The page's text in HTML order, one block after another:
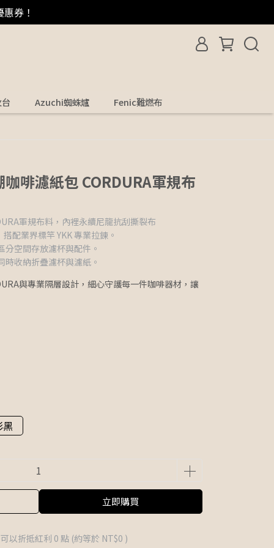
券！
Azuchi蜘蛛爐 Fenic難燃布
啡濾紙包 CORDURA軍規布
軍規布料，內裡永續尼龍抗刮撕裂布
配業界標竿 YKK 專業拉鍊。
空間存放濾杯與配件。
收納折疊濾杯與濾紙。
與專業隔層設計，細心守護每一件咖啡器材，讓
黑
立即購買
以折抵紅利 0 點 (約等於 NT$0 )